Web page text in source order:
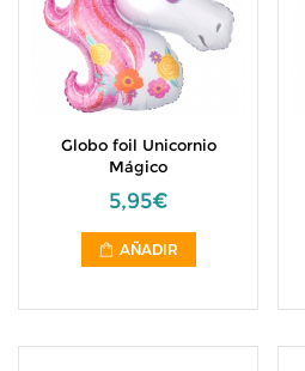
Globo foil Unicornio
Mágico
5,95€
AÑADIR